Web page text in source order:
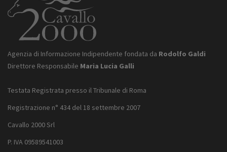
Agenzia di Informazione Indipendente fondata da Rodolfo Galdi
Direttore Responsabile Maria Lucia Galli
Testata Registrata presso il Tribunale di Roma
Registrazione n° 434 del 18 settembre 2007
Cavallo 2000 Srl
P. IVA 09589541003